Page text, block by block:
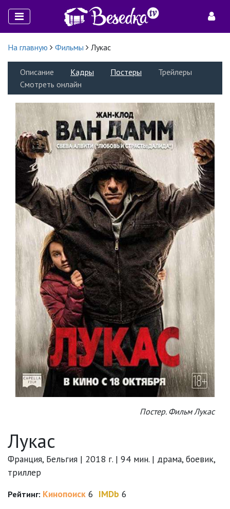
На главную Фильмы Лукас
Описание Кадры Постеры
Трейлеры
Смотреть онлайн
Постер. Фильм Лукас
Лукас
Франция, Бельгия | 2018 г. | 94 мин. | драма, боевик,
триллер
Рейтинг: Кинопоиск 6 IMDb 6